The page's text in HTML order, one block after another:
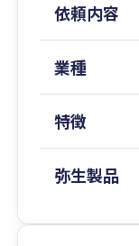
様々な業種対
企業、不動産
TEL：04-2000-
依頼内容
業種
特徴
弥生製品